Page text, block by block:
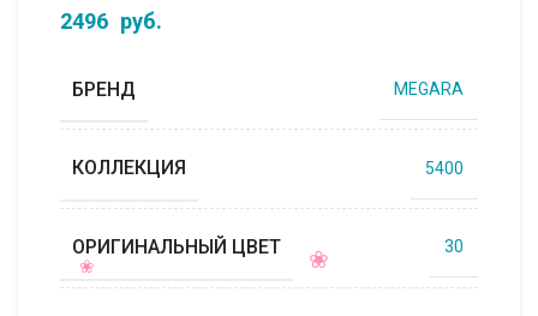
2496 руб.
БРЕНД MEGARA
КОЛЛЕКЦИЯ 5400
ОРИГИНАЛЬНЫЙ ЦВЕТ 30